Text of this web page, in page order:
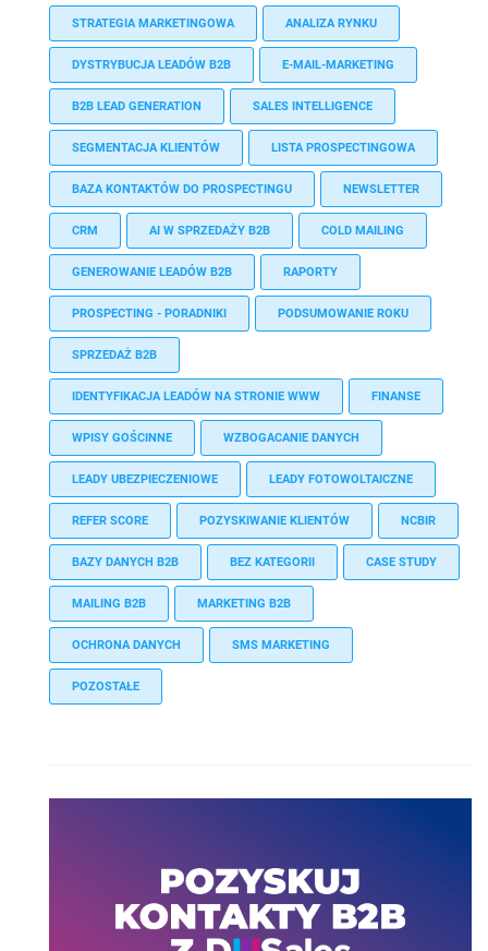
STRATEGIA MARKETINGOWA ANALIZA RYNKU
DYSTRYBUCJA LEADÓW B2B E-MAIL-MARKETING
B2B LEAD GENERATION SALES INTELLIGENCE
SEGMENTACJA KLIENTÓW LISTA PROSPECTINGOWA
BAZA KONTAKTÓW DO PROSPECTINGU NEWSLETTER
CRM AI W SPRZEDAŻY B2B COLD MAILING
GENEROWANIE LEADÓW B2B RAPORTY
PROSPECTING - PORADNIKI PODSUMOWANIE ROKU
SPRZEDAŻ B2B
IDENTYFIKACJA LEADÓW NA STRONIE WWW FINANSE
WPISY GOŚCINNE WZBOGACANIE DANYCH
LEADY UBEZPIECZENIOWE LEADY FOTOWOLTAICZNE
REFER SCORE POZYSKIWANIE KLIENTÓW NCBIR
BAZY DANYCH B2B BEZ KATEGORII CASE STUDY
MAILING B2B MARKETING B2B
OCHRONA DANYCH SMS MARKETING
POZOSTAŁE